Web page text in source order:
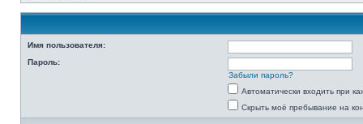
Имя пользователя:
Пароль:
Забыли пароль?
Автоматически входить при
Скрыть моё пребывание на